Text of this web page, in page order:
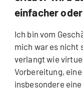
einfacher
Ich bin vom
mich war es nicht
verlangt wie
Vorbereitung,
insbesondere